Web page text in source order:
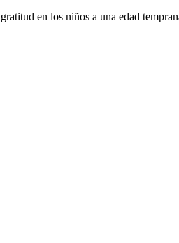
en los niños a una edad